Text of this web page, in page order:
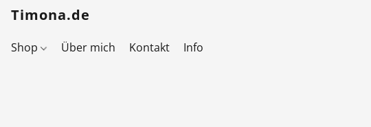
Timona.de
Shop Über mich Kontakt Info